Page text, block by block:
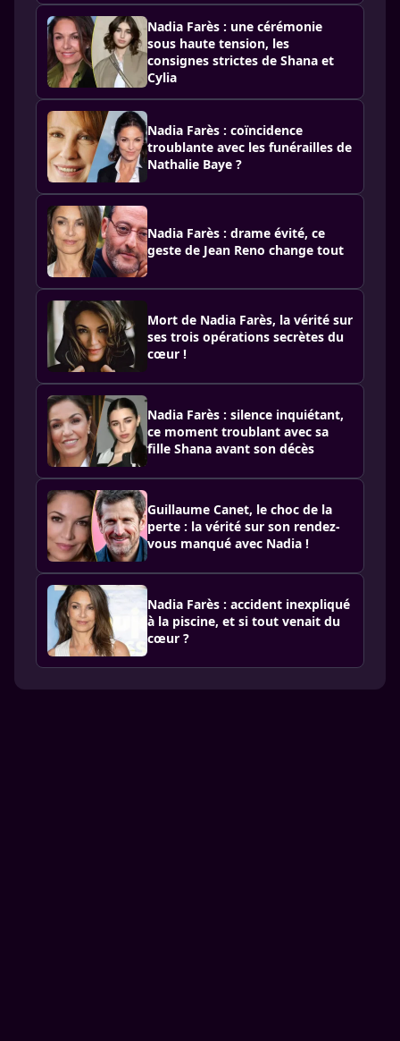
Nadia Farès : une cérémonie
sous haute tension, les
consignes strictes de Shana et
Cylia
Nadia Farès : coïncidence
troublante avec les funérailles de
Nathalie Baye ?
Nadia Farès : drame évité, ce
geste de Jean Reno change tout
Mort de Nadia Farès, la vérité sur
ses trois opérations secrètes du
cœur !
Nadia Farès : silence inquiétant,
ce moment troublant avec sa
fille Shana avant son décès
Guillaume Canet, le choc de la
perte : la vérité sur son rendez-
vous manqué avec Nadia !
Nadia Farès : accident inexpliqué
à la piscine, et si tout venait du
cœur ?